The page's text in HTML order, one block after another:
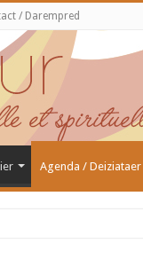
/ Darempred
Agenda / Deiziataer